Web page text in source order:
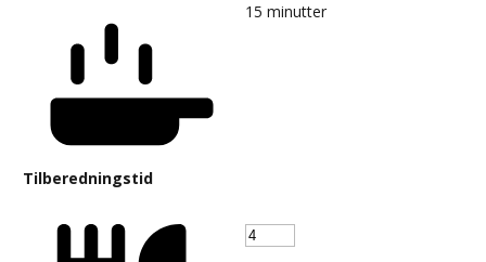
Tilberedningstid
15 minutter